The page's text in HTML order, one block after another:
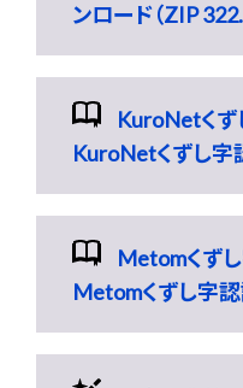
ンロード（ZIP
KuroNetくず
KuroNetくずし字
Metomくず
Metomくずし字